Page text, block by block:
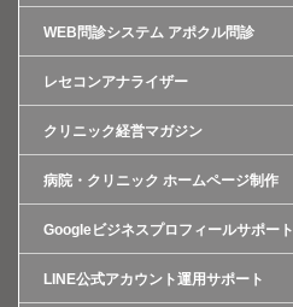
WEB問診システム アポクル問診
レセコンアナライザー
クリニック経営マガジン
病院・クリニック ホームページ制作
Googleビジネスプロフィールサポート
LINE公式アカウント運用サポート